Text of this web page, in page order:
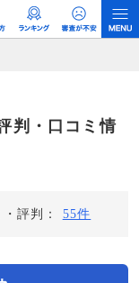
ルです。 ただし、特定の
ーザーへの口コミ収集な
判・口コミ情
評判： 55件